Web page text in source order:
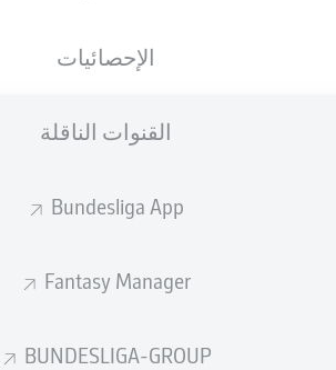
الإحصائيات
القنوات الناقلة
Bundesliga App
Fantasy Manager
BUNDESLIGA-GROUP